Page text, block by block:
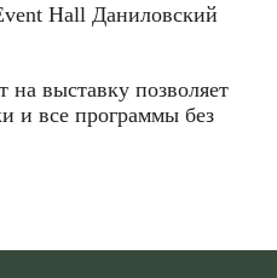
Hall Даниловский
на выставку позволяет
и все программы без
политикой
политикой
политикой